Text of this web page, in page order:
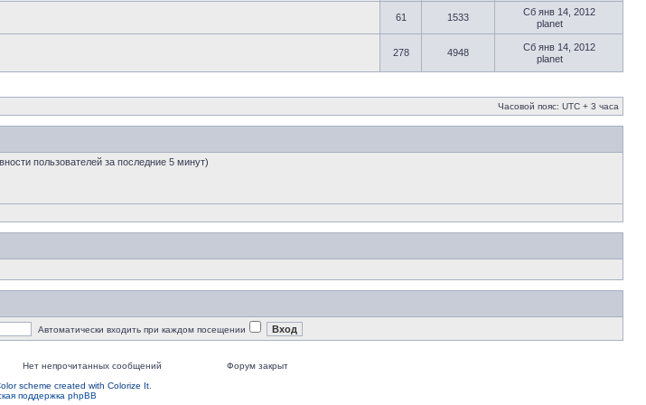
61 1533
Сб янв 14, 2012
planet
278 4948
Сб янв 14, 2012
planet
Часовой пояс: UTC + 3 часа
пользователей за последние 5 минут)
Автоматически входить при каждом посещении
Нет непрочитанных сообщений
Форум закрыт
scheme created with Colorize It.
поддержка phpBB